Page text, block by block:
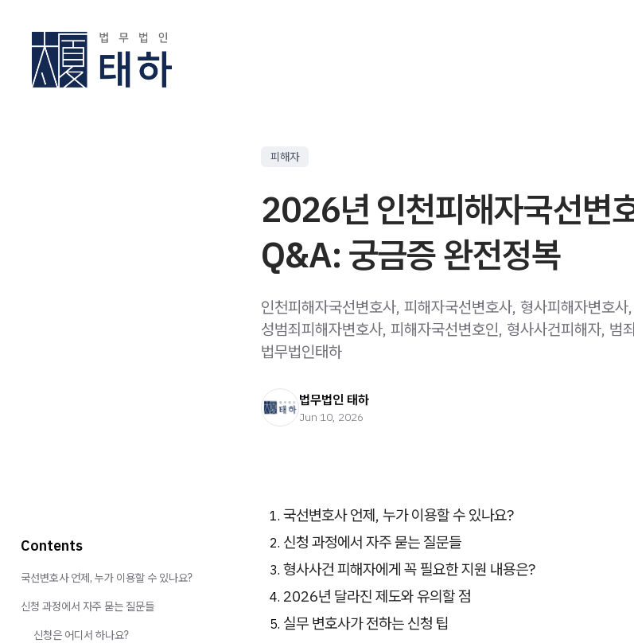
피해자
2026년 인천피해자국선변
Q&A: 궁금증 완전정복
인천피해자국선변호사, 피해자국선변호사, 형사피해자변호사
성범죄피해자변호사, 피해자국선변호인, 형사사건피해자, 범
법무법인태하
법무법인 태하
Jun 10, 2026
국선변호사 언제, 누가 이용할 수 있나요?
신청 과정에서 자주 묻는 질문들
형사사건 피해자에게 꼭 필요한 지원 내용은?
2026년 달라진 제도와 유의할 점
실무 변호사가 전하는 신청 팁
Contents
국선변호사 언제, 누가 이용할 수 있나요?
신청 과정에서 자주 묻는 질문들
신청은 어디서 하나요?